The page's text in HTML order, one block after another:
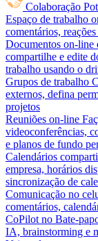
Colaboração
Espaço de trabalho
comentários,
Documentos on-line
compartilhe e edite
trabalho usando o
Grupos de trabalho
externos, defina
projetos
Reuniões on-line
videoconferências,
e planos de fundo
Calendários
empresa, horários
sincronização de
Comunicação no
comentários,
CoPilot no Bate-
IA, brainstorming e